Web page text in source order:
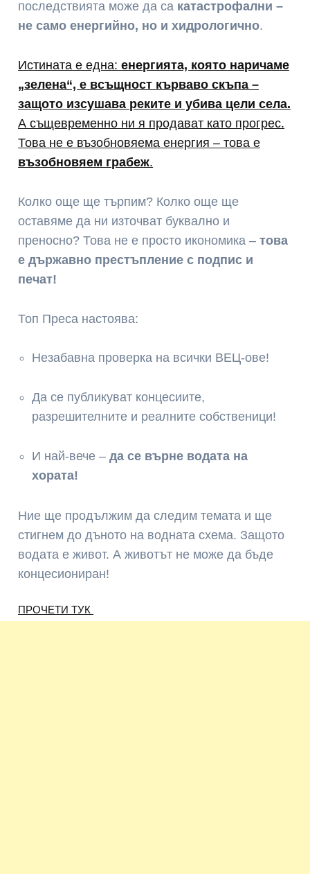
последствията може да са катастрофални –
не само енергийно, но и хидрологично.
Истината е една:енергията, която наричаме
„зелена“, е всъщност кърваво скъпа –
защото изсушава реките и убива цели села.
А същевременно ни я продават като прогрес.
Това не е възобновяема енергия – това е
възобновяем грабеж.
Колко още ще търпим? Колко още ще
оставяме да ни източват буквално и
преносно? Това не е просто икономика –това
е държавно престъпление с подпис и
печат!
Топ Преса настоява:
Незабавна проверка на всички ВЕЦ-ове!
Да се публикуват концесиите,
разрешителните и реалните собственици!
И най-вече –да се върне водата на
хората!
Ние ще продължим да следим темата и ще
стигнем до дъното на водната схема. Защото
водата е живот. А животът не може да бъде
концесиониран!
ПРОЧЕТИ ТУК